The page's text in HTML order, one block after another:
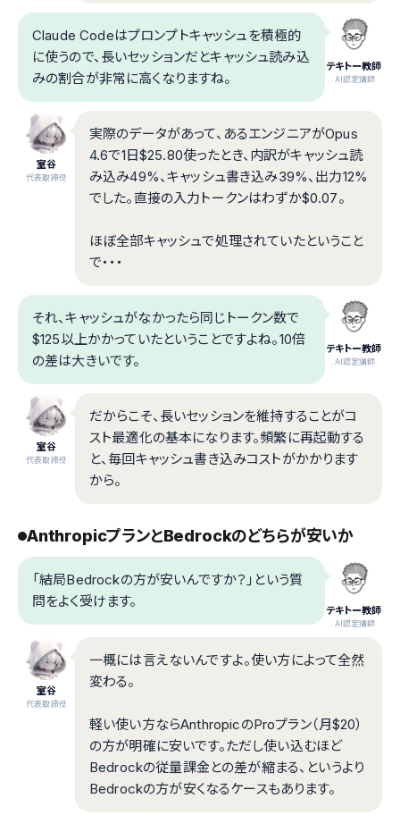
テキトー教師
.AI認定講師
Claude Codeはプロンプトキャッシュを積極的
に使うので、長いセッションだとキャッシュ読み込
みの割合が非常に高くなりますね。
室谷
代表取締役
実際のデータがあって、あるエンジニアがOpus
4.6で1日$25.80使ったとき、内訳がキャッシュ読
み込み49%、キャッシュ書き込み39%、出力12%
でした。直接の入力トークンはわずか$0.07。
ほぼ全部キャッシュで処理されていたということ
で・・・
テキトー教師
.AI認定講師
それ、キャッシュがなかったら同じトークン数で
$125以上かかっていたということですよね。10倍
の差は大きいです。
室谷
代表取締役
だからこそ、長いセッションを維持することがコ
スト最適化の基本になります。頻繁に再起動する
と、毎回キャッシュ書き込みコストがかかります
から。
AnthropicプランとBedrockのどちらが安いか
テキトー教師
.AI認定講師
「結局Bedrockの方が安いんですか？」という質
問をよく受けます。
室谷
代表取締役
一概には言えないんですよ。使い方によって全然
変わる。
軽い使い方ならAnthropicのProプラン（月$20）
の方が明確に安いです。ただし使い込むほど
Bedrockの従量課金との差が縮まる、というより
Bedrockの方が安くなるケースもあります。